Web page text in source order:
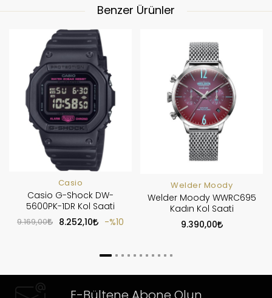
Benzer Ürünler
Casio
Casio G-Shock DW-
5600PK-1DR Kol Saati
9.169,00 8.252,10 %10
Welder Moody
Welder Moody WWRC695
Kadın Kol Saati
9.390,00
E-Bültene Abone Olun